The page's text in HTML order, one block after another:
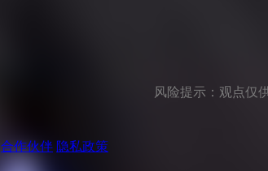
风险提示：观点仅
合作伙伴 隐私政策